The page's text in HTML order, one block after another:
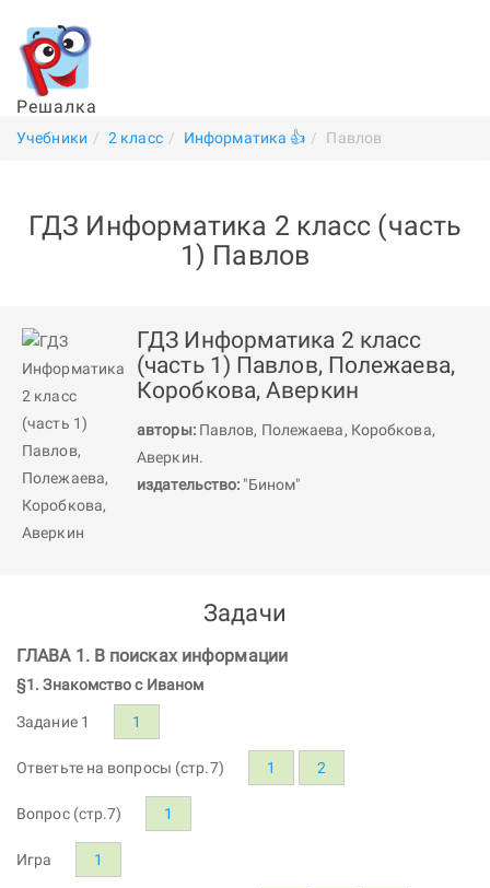
Решалка
Учебники 2 класс Информатика 👍 Павлов
ГДЗ Информатика 2 класс (часть
1) Павлов
ГДЗ Информатика 2 класс
(часть 1) Павлов, Полежаева,
Коробкова, Аверкин
авторы: Павлов, Полежаева, Коробкова,
Аверкин.
издательство: "Бином"
Задачи
ГЛАВА 1. В поисках информации
§1. Знакомство с Иваном
Задание 1 1
Ответьте на вопросы (стр.7) 1 2
Вопрос (стр.7) 1
Игра 1